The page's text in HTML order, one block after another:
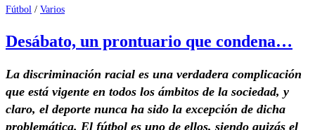
Fútbol / Varios
Desábato, un prontuario que condena…
La discriminación racial es una verdadera complicación
que está vigente en todos los ámbitos de la sociedad, y
claro, el deporte nunca ha sido la excepción de dicha
problemática. El fútbol es uno de ellos, siendo quizás el